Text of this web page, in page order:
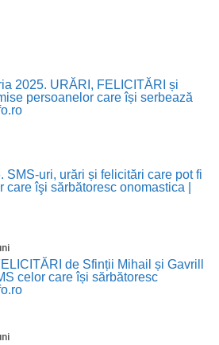
2025. URĂRI, FELICITĂRI și
persoanelor care își serbează
SMS-uri, urări și felicitări care pot fi
îşi sărbătoresc onomastica |
de Sfinții Mihail și Gavrill
celor care își sărbătoresc